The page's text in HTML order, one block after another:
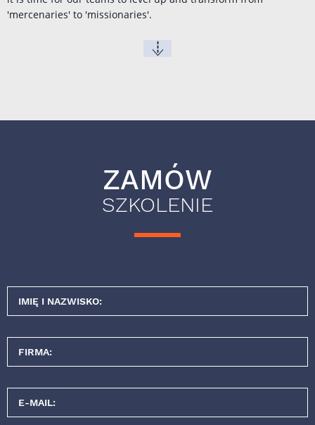
'mercenaries' to 'missionaries'.
ZAMÓW
SZKOLENIE
IMIĘ I NAZWISKO:
FIRMA:
E-MAIL: